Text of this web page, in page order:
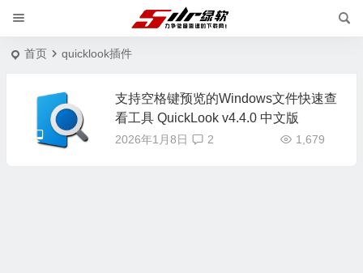
首页 quicklook插件
支持空格键预览的Windows文件快速查
看工具 QuickLook v4.4.0 中文版
2026年1月8日 1,679
2